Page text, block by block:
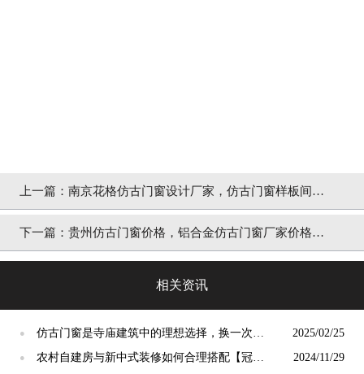
上一篇： 南京花格仿古门窗设计厂家，仿古门窗样板间提
供参照「冠墅阳光」
下一篇： 贵州仿古门窗价格，铝合金仿古门窗厂家价格
相关资讯
●
仿古门窗是寺庙建筑中的理想选择，换一次用
终生【冠墅阳光】
2025/02/25
●
农村自建房与新中式装修如何合理搭配【冠墅
2024/11/29